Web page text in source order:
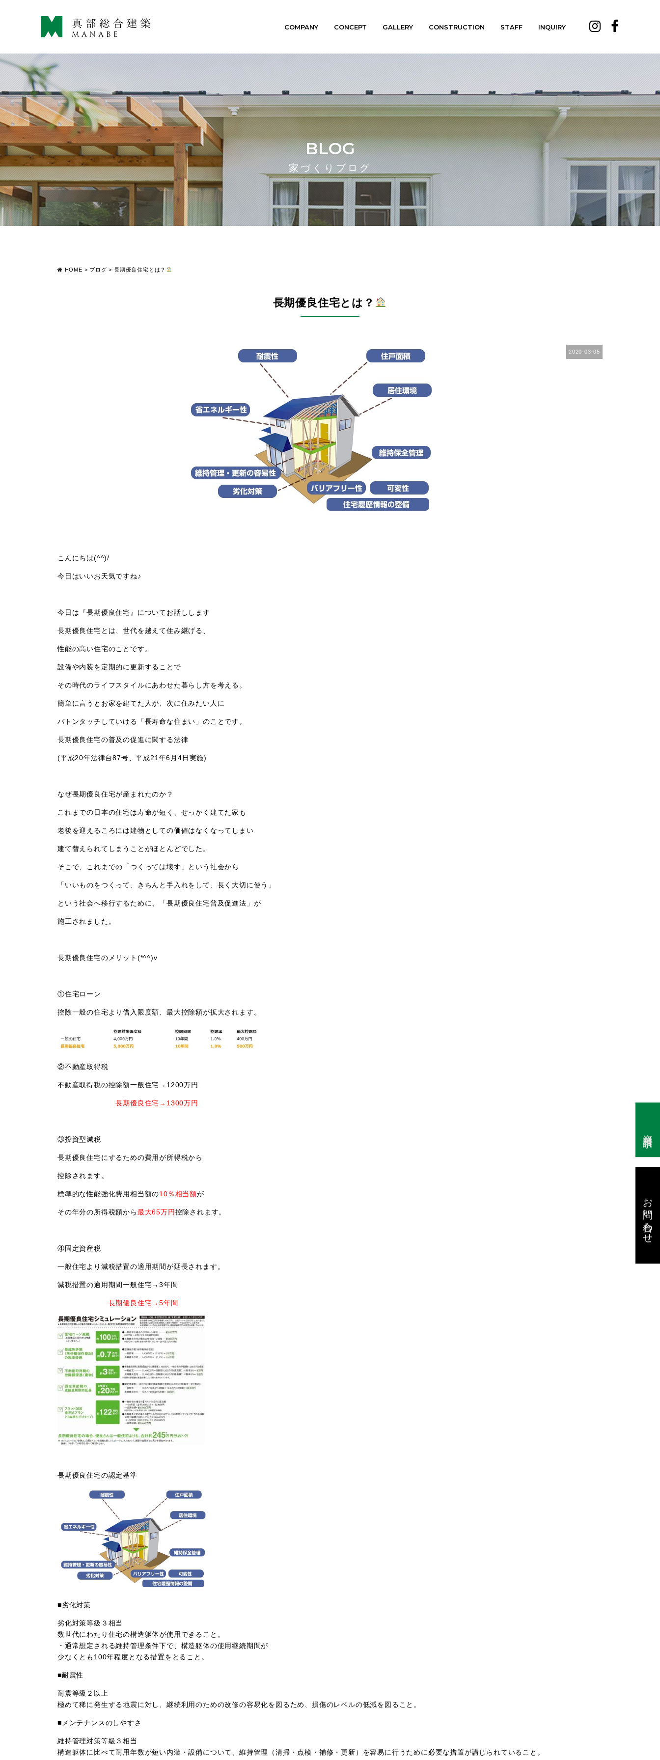
COMPANY CONCEPT GALLERY CONSTRUCTION STAFF INQUIRY
BLOG
家づくりブログ
HOME > ブログ >長期優良住宅とは？
長期優良住宅とは？
2020-03-05
こんにちは(^^)/
今日はいいお天気ですね♪
今日は『長期優良住宅』についてお話しします
長期優良住宅とは、世代を越えて住み継げる、
性能の高い住宅のことです。
設備や内装を定期的に更新することで
その時代のライフスタイルにあわせた暮らし方を考える。
簡単に言うとお家を建てた人が、次に住みたい人に
バトンタッチしていける「長寿命な住まい」のことです。
長期優良住宅の普及の促進に関する法律
(平成20年法律台87号、平成21年6月4日実施)
なぜ長期優良住宅が産まれたのか？
これまでの日本の住宅は寿命が短く、せっかく建てた家も
老後を迎えるころには建物としての価値はなくなってしまい
建て替えられてしまうことがほとんどでした。
そこで、これまでの「つくっては壊す」という社会から
「いいものをつくって、きちんと手入れをして、長く大切に使う」
という社会へ移行するために、「長期優良住宅普及促進法」が
施工されました。
長期優良住宅のメリット(*^^)v
①住宅ローン
控除一般の住宅より借入限度額、最大控除額が拡大されます。
②不動産取得税
不動産取得税の控除額一般住宅→1200万円
長期優良住宅→1300万円
③投資型減税
長期優良住宅にするための費用が所得税から
控除されます。
標準的な性能強化費用相当額の10％相当額が
その年分の所得税額から最大65万円控除されます。
④固定資産税
一般住宅より減税措置の適用期間が延長されます。
減税措置の適用期間一般住宅→3年間
長期優良住宅→5年間
長期優良住宅の認定基準
■劣化対策
劣化対策等級３相当
数世代にわたり住宅の構造躯体が使用できること。
・通常想定される維持管理条件下で、構造躯体の使用継続期間が
少なくとも100年程度となる措置をとること。
■耐震性
耐震等級２以上
極めて稀に発生する地震に対し、継続利用のための改修の容易化を図るため、損傷のレベルの低減を図ること。
■メンテナンスのしやすさ
維持管理対策等級３相当
構造躯体に比べて耐用年数が短い内装・設備について、維持管理（清掃・点検・補修・更新）を容易に行うために必要な措置が講じられていること。
お問い合わせ